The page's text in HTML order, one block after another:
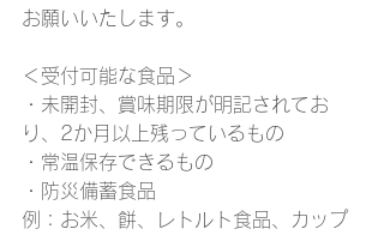
お願いいたします。
＜受付可能な食品＞
・未開封、賞味期限が明記されてお
り、2か月以上残っているもの
・常温保存できるもの
・防災備蓄食品
例：お米、餅、レトルト食品、カップ